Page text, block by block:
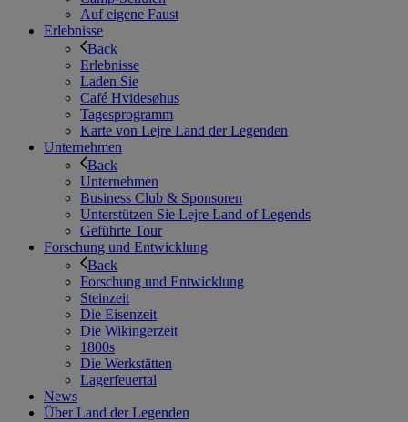
Auf eigene Faust
Erlebnisse
Back
Erlebnisse
Laden Sie
Café Hvidesøhus
Tagesprogramm
Karte von Lejre Land der Legenden
Unternehmen
Back
Unternehmen
Business Club & Sponsoren
Unterstützen Sie Lejre Land of Legends
Geführte Tour
Forschung und Entwicklung
Back
Forschung und Entwicklung
Steinzeit
Die Eisenzeit
Die Wikingerzeit
1800s
Die Werkstätten
Lagerfeuertal
News
Über Land der Legenden